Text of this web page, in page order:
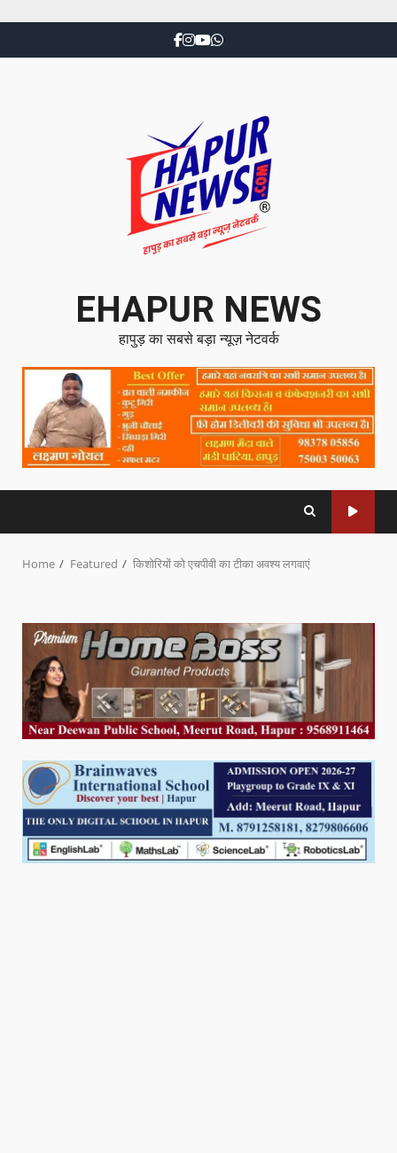
EHAPUR NEWS
हापुड़ का सबसे बड़ा न्यूज़ नेटवर्क
Home Featured किशोरियों को एचपीवी का टीका अवश्य लगवाएं